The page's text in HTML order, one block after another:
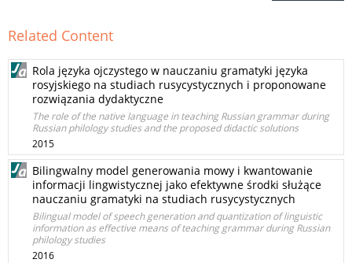
Related Content
Rola języka ojczystego w nauczaniu gramatyki języka
rosyjskiego na studiach rusycystycznych i proponowane
rozwiązania dydaktyczne
The role of the native language in teaching Russian grammar during
Russian philology studies and the proposed didactic solutions
2015
Bilingwalny model generowania mowy i kwantowanie
informacji lingwistycznej jako efektywne środki służące
nauczaniu gramatyki na studiach rusycystycznych
Bilingual model of speech generation and quantization of linguistic
information as effective means of teaching grammar during Russian
philology studies
2016